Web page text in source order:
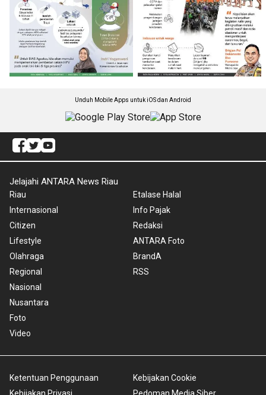
Unduh Mobile Apps untuk iOS dan Android
Jelajahi ANTARA News Riau
Riau
Internasional
Citizen
Lifestyle
Olahraga
Regional
Nasional
Nusantara
Foto
Video
Etalase Halal
Info Pajak
Redaksi
ANTARA Foto
BrandA
RSS
Ketentuan Penggunaan
Kebijakan Privasi
Kebijakan Cookie
Pedoman Media Siber